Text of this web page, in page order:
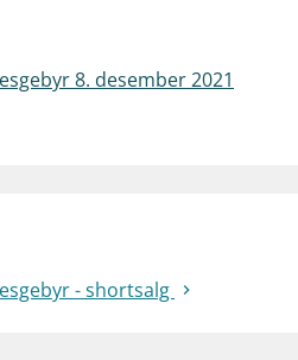
8. desember 2021
- shortsalg